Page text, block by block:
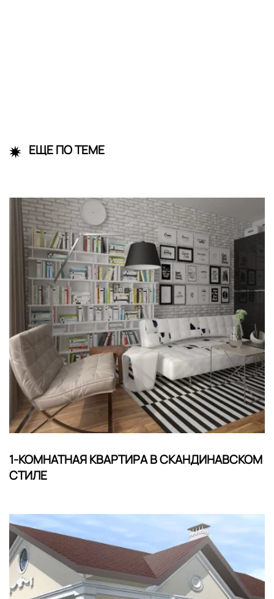
ЕЩЕ ПО ТЕМЕ
1-КОМНАТНАЯ КВАРТИРА В СКАНДИНАВСКОМ
СТИЛЕ